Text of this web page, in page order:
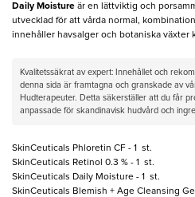
Daily Moisture är en lättviktig och
utvecklad för att vårda normal,
innehåller havsalger och botaniska växter
Kvalitetssäkrat av expert: Innehållet och
denna sida är framtagna och granskade av
Hudterapeuter. Detta säkerställer att du får
anpassade för skandinavisk hudvård och
SkinCeuticals Phloretin CF - 1 st.
SkinCeuticals Retinol 0.3 % - 1 st.
SkinCeuticals Daily Moisture - 1 st.
SkinCeuticals Blemish + Age Cleansing